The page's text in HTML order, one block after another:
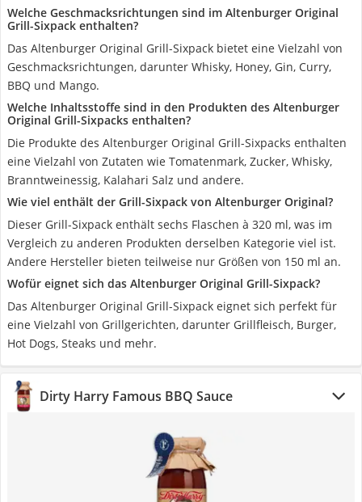
Welche Geschmacksrichtungen sind im Altenburger Original
Grill-Sixpack enthalten?
Das Altenburger Original Grill-Sixpack bietet eine Vielzahl von
Geschmacksrichtungen, darunter Whisky, Honey, Gin, Curry,
BBQ und Mango.
Welche Inhaltsstoffe sind in den Produkten des Altenburger
Original Grill-Sixpacks enthalten?
Die Produkte des Altenburger Original Grill-Sixpacks enthalten
eine Vielzahl von Zutaten wie Tomatenmark, Zucker, Whisky,
Branntweinessig, Kalahari Salz und andere.
Wie viel enthält der Grill-Sixpack von Altenburger Original?
Dieser Grill-Sixpack enthält sechs Flaschen à 320 ml, was im
Vergleich zu anderen Produkten derselben Kategorie viel ist.
Andere Hersteller bieten teilweise nur Größen von 150 ml an.
Wofür eignet sich das Altenburger Original Grill-Sixpack?
Das Altenburger Original Grill-Sixpack eignet sich perfekt für
eine Vielzahl von Grillgerichten, darunter Grillfleisch, Burger,
Hot Dogs, Steaks und mehr.
Dirty Harry Famous BBQ Sauce